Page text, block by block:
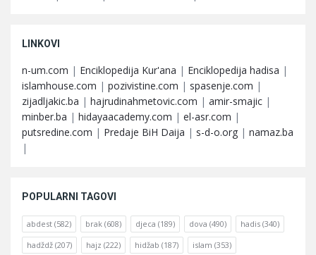
LINKOVI
n-um.com | Enciklopedija Kur'ana | Enciklopedija hadisa |
islamhouse.com | pozivistine.com | spasenje.com |
zijadljakic.ba | hajrudinahmetovic.com | amir-smajic |
minber.ba | hidayaacademy.com | el-asr.com |
putsredine.com | Predaje BiH Daija | s-d-o.org | namaz.ba
|
POPULARNI TAGOVI
abdest (582) brak (608) djeca (189) dova (490) hadis (340)
hadždž (207) hajz (222) hidžab (187) islam (353)